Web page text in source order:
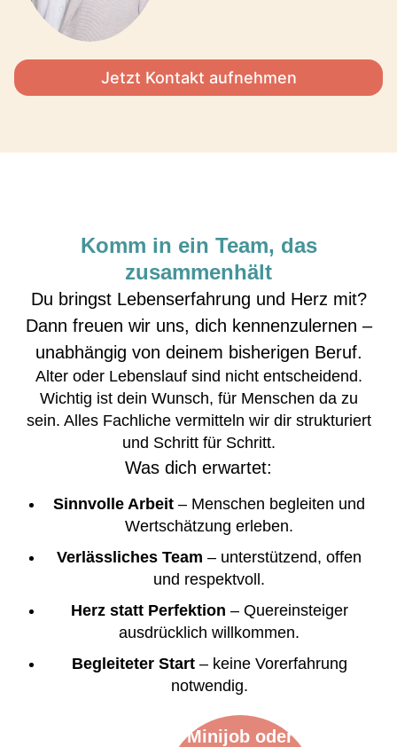
Jetzt Kontakt aufnehmen
Minijob oder
Komm in ein Team, das
zusammenhält
Du bringst Lebenserfahrung und Herz mit?
Dann freuen wir uns, dich kennenzulernen –
unabhängig von deinem bisherigen Beruf.
Alter oder Lebenslauf sind nicht entscheidend.
Wichtig ist dein Wunsch, für Menschen da zu
sein. Alles Fachliche vermitteln wir dir strukturiert
und Schritt für Schritt.
Was dich erwartet:
Sinnvolle Arbeit – Menschen begleiten und
Wertschätzung erleben.
Verlässliches Team – unterstützend, offen
und respektvoll.
Herz statt Perfektion – Quereinsteiger
ausdrücklich willkommen.
Begleiteter Start– keine Vorerfahrung
notwendig.